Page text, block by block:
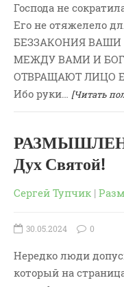
Господа не
Его не отяжелело
БЕЗЗАКОНИЯ ВАШИ
МЕЖДУ ВАМИ И
ОТВРАЩАЮТ ЛИЦО
Ибо руки…
[Читать
Дух Святой!
Сергей Тупчик |
30.05.2024 0
Нередко люди
который на